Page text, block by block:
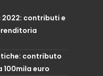
2022: contributi e
contributo
euro